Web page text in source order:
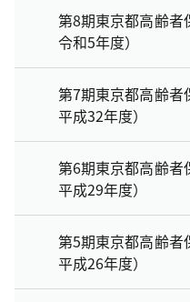
第8期東京都高齢者
令和5年度）
第7期東京都高齢者
平成32年度）
第6期東京都高齢者
平成29年度）
第5期東京都高齢者
平成26年度）